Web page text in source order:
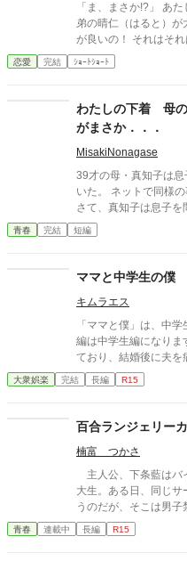
「ま、まさか!?」 あたし三鷹優美（みたかゆうみ）高校一年生。
弟の晴仁（はると）が
が良いの！ それはそれはものす
そんなのお口に入らないよぉ～♡」 そん
もある日トイレであた
恋愛 完結 ｼｮｰﾄｼｮｰﾄ
わたしの下着 母
がまさか．．．
MisakiNonagase
39才の母・真知子は
いた。 ネットで同様
さて、真知子は息子
青春 完結 短編
ママと中学生の僕
キムラエス
「ママと僕」は、中
編は中学生編になりま
ており、結婚後に夫を
的に依存をするように
嬉しく、素敵なママに
マとの日常の中で処理
もママに甘える「僕
なからず社会規範に反
甘美な繋がりは解消
の僕」の営みを描いて
大衆娯楽 完結 長編 R15
百合ランジェリー
楠富 つかさ
主人公、下条藍はバ
大生。ある日、同じサ
うのだが、そこは男
で！？ ちょっとハレンチなお仕事カフェライフ、始まりま
す！！ ※この物語はフ
青春 連載中 長編 R15